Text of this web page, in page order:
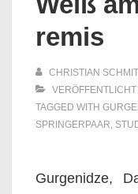
remis
CHRISTIAN
VERÖFFENTLICHT
TAGGED WITH
SPRINGERPAAR,
Gurgenidze,